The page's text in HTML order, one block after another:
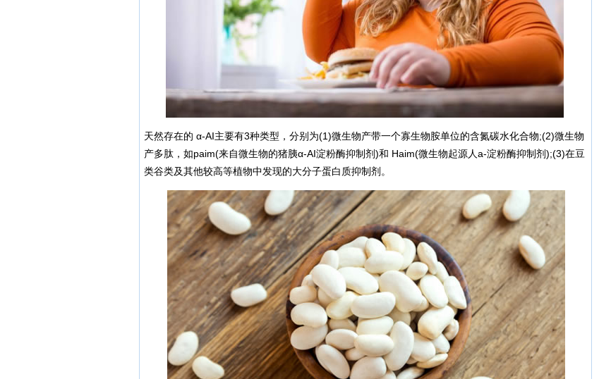
天然存在的 α-AI主要有3种类型，分别为(1)微生物产带一个寡生物胺单位的含氮碳水化合物;(2)微生物
产多肽，如paim(来自微生物的猪胰α-AI淀粉酶抑制剂)和 Haim(微生物起源人a-淀粉酶抑制剂);(3)在豆
类谷类及其他较高等植物中发现的大分子蛋白质抑制剂。